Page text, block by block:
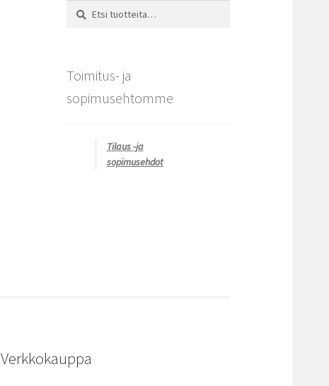
Etsi:
Haku
Toimitus- ja
sopimusehtomme
Tilaus -ja
sopimusehdot
Verkkokauppa